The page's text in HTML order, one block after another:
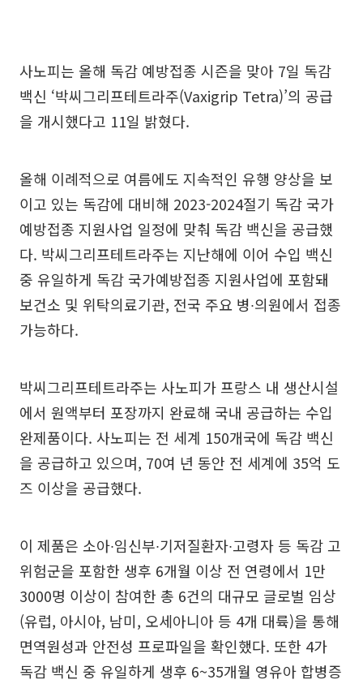
사노피는 올해 독감 예방접종 시즌을 맞아 7일 독감
백신 ‘박씨그리프테트라주(Vaxigrip Tetra)’의 공급
을 개시했다고 11일 밝혔다.
올해 이례적으로 여름에도 지속적인 유행 양상을 보
이고 있는 독감에 대비해 2023-2024절기 독감 국가
예방접종 지원사업 일정에 맞춰 독감 백신을 공급했
다. 박씨그리프테트라주는 지난해에 이어 수입 백신
중 유일하게 독감 국가예방접종 지원사업에 포함돼
보건소 및 위탁의료기관, 전국 주요 병∙의원에서 접종
가능하다.
박씨그리프테트라주는 사노피가 프랑스 내 생산시설
에서 원액부터 포장까지 완료해 국내 공급하는 수입
완제품이다. 사노피는 전 세계 150개국에 독감 백신
을 공급하고 있으며, 70여 년 동안 전 세계에 35억 도
즈 이상을 공급했다.
이 제품은 소아∙임신부∙기저질환자∙고령자 등 독감 고
위험군을 포함한 생후 6개월 이상 전 연령에서 1만
3000명 이상이 참여한 총 6건의 대규모 글로벌 임상
(유럽, 아시아, 남미, 오세아니아 등 4개 대륙)을 통해
면역원성과 안전성 프로파일을 확인했다. 또한 4가
독감 백신 중 유일하게 생후 6~35개월 영유아 합병증